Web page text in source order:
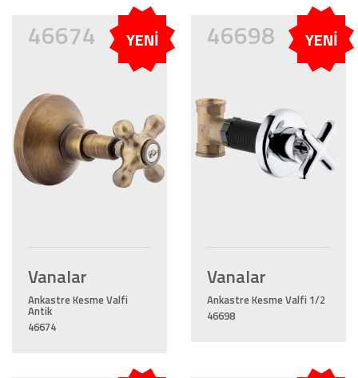
46674 YENİ
Vanalar
Ankastre Kesme Valfi
Antik
46674
46698 YENİ
Vanalar
Ankastre Kesme Valfi 1/2
46698